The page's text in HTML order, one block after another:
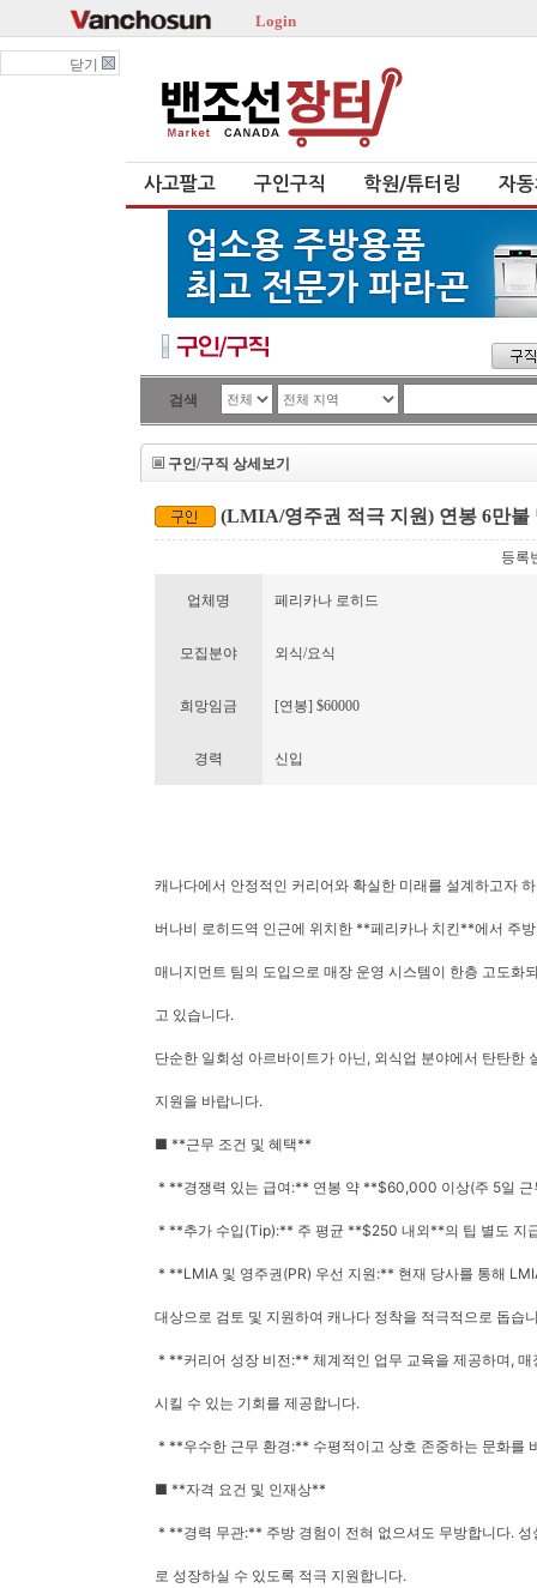
Login
닫기
사고팔고 구인구직 학원/튜터링 자
검색
구인/구직 상세보기
(LMIA/영주권 적극 지원) 연봉 6만불
등록
업체명 페리카나 로히드
모집분야 외식/요식
희망임금 [연봉] $60000
경력 신입
캐나다에서 안정적인 커리어와 확실한 미래를 설계하고자
버나비 로히드역 인근에 위치한 **페리카나 치킨**에서 주
매니지먼트 팀의 도입으로 매장 운영 시스템이 한층 고도화
고 있습니다.
단순한 일회성 아르바이트가 아닌, 외식업 분야에서 탄탄한
지원을 바랍니다.
■ **근무 조건 및 혜택**
* **경쟁력 있는 급여:** 연봉 약 **$60,000 이상(주 5일 근
* **추가 수입(Tip):** 주 평균 **$250 내외**의 팁 별도 지
* **LMIA 및 영주권(PR) 우선 지원:** 현재 당사를 통해
대상으로 검토 및 지원하여 캐나다 정착을 적극적으로 돕습
* **커리어 성장 비전:** 체계적인 업무 교육을 제공하며,
시킬 수 있는 기회를 제공합니다.
* **우수한 근무 환경:** 수평적이고 상호 존중하는 문화를
■ **자격 요건 및 인재상**
* **경력 무관:** 주방 경험이 전혀 없으셔도 무방합니다.
로 성장하실 수 있도록 적극 지원합니다.